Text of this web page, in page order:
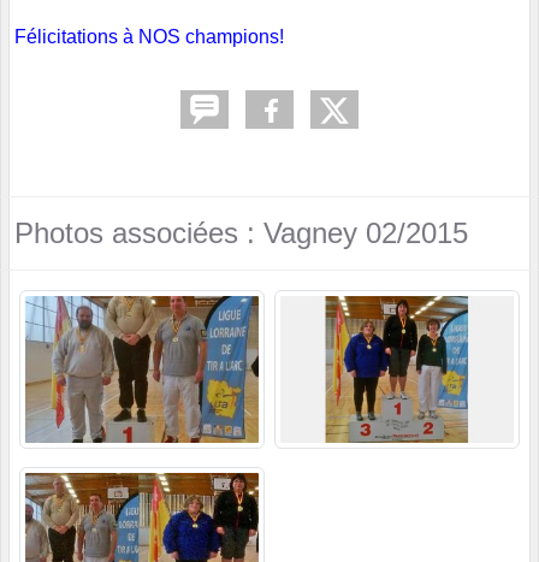
Félicitations à NOS champions!
Photos associées : Vagney 02/2015